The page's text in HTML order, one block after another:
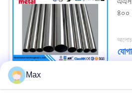
৪০০
Max